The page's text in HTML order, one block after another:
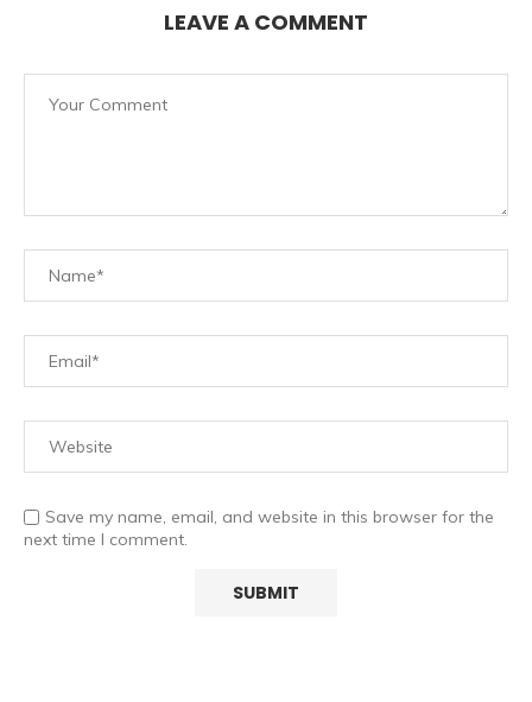
LEAVE A COMMENT
Save my name, email, and website in this browser for the
next time I comment.